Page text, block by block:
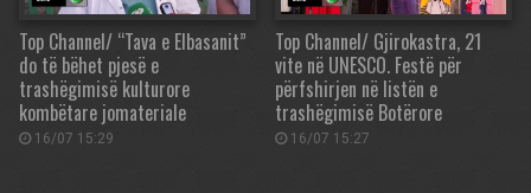
Top Channel/ “Tava e Elbasanit”
do të bëhet pjesë e
trashëgimisë kulturore
kombëtare jomateriale
16/07 15:29
Top Channel/ Gjirokastra, 21
vite në UNESCO. Festë për
përfshirjen në listën e
trashëgimisë Botërore
16/07 15:27